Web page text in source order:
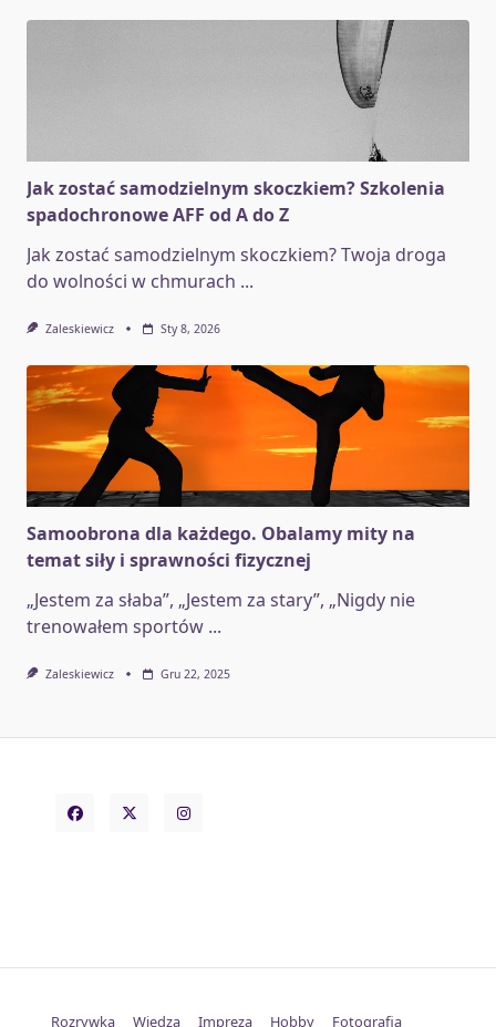
Jak zostać samodzielnym skoczkiem? Szkolenia
spadochronowe AFF od A do Z
Jak zostać samodzielnym skoczkiem? Twoja droga
do wolności w chmurach ...
Zaleskiewicz Sty 8, 2026
Samoobrona dla każdego. Obalamy mity na
temat siły i sprawności fizycznej
„Jestem za słaba”, „Jestem za stary”, „Nigdy nie
trenowałem sportów ...
Zaleskiewicz Gru 22, 2025
Rozrywka Wiedza Impreza Hobby Fotografia